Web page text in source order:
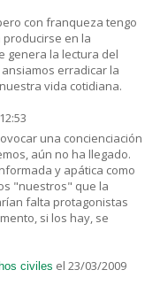
con franqueza tengo
en la
genera la lectura del
erradicar la
vida cotidiana.
una concienciación
aún no ha llegado.
y apática como
"nuestros" que la
falta protagonistas
si los hay, se
civiles el 23/03/2009